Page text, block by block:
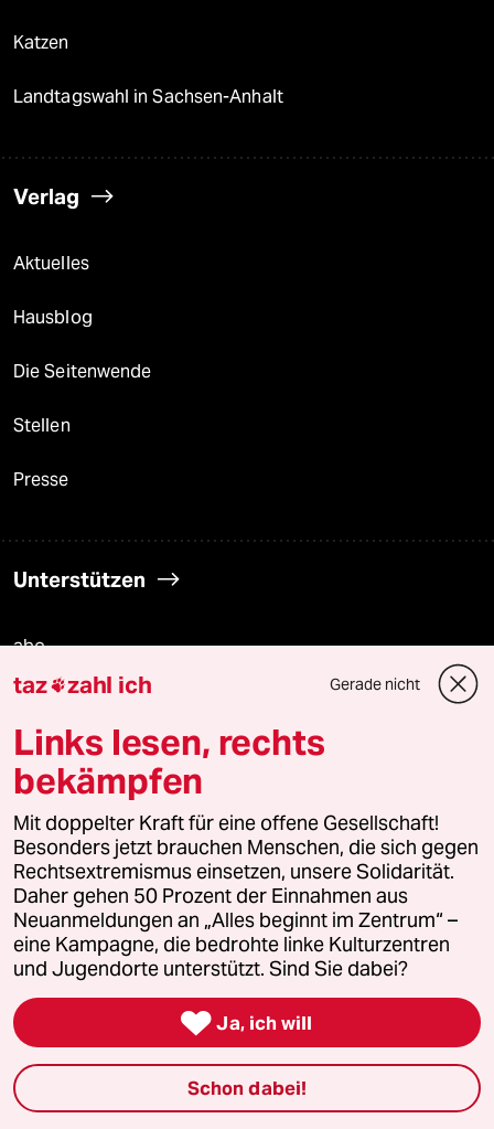
Katzen
Landtagswahl in Sachsen-Anhalt
Verlag
Aktuelles
Hausblog
Die Seitenwende
Stellen
Presse
Unterstützen
abo
genossenschaft
taz zahl ich
panterstiftung
panterpreis 2026
Podcast
bundestalk
taz zahl ich Gerade nicht
Links lesen, rechts
bekämpfen
Mit doppelter Kraft für eine offene Gesellschaft!
Besonders jetzt brauchen Menschen, die sich gegen
Rechtsextremismus einsetzen, unsere Solidarität.
Daher gehen 50 Prozent der Einnahmen aus
Neuanmeldungen an „Alles beginnt im Zentrum“ –
eine Kampagne, die bedrohte linke Kulturzentren
und Jugendorte unterstützt. Sind Sie dabei?
 Ja, ich will
Schon dabei!